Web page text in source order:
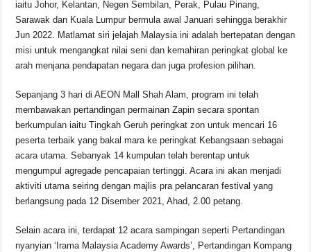
iaitu Johor, Kelantan, Negen Sembilan, Perak, Pulau Pinang,
Sarawak dan Kuala Lumpur bermula awal Januari sehingga berakhir
Jun 2022. Matlamat siri jelajah Malaysia ini adalah bertepatan dengan
misi untuk mengangkat nilai seni dan kemahiran peringkat global ke
arah menjana pendapatan negara dan juga profesion pilihan.
Sepanjang 3 hari di AEON Mall Shah Alam, program ini telah
membawakan pertandingan permainan Zapin secara spontan
berkumpulan iaitu Tingkah Geruh peringkat zon untuk mencari 16
peserta terbaik yang bakal mara ke peringkat Kebangsaan sebagai
acara utama. Sebanyak 14 kumpulan telah berentap untuk
mengumpul agregade pencapaian tertinggi. Acara ini akan menjadi
aktiviti utama seiring dengan majlis pra pelancaran festival yang
berlangsung pada 12 Disember 2021, Ahad, 2.00 petang.
Selain acara ini, terdapat 12 acara sampingan seperti Pertandingan
nyanyian ‘Irama Malaysia Academy Awards’, Pertandingan Kompang